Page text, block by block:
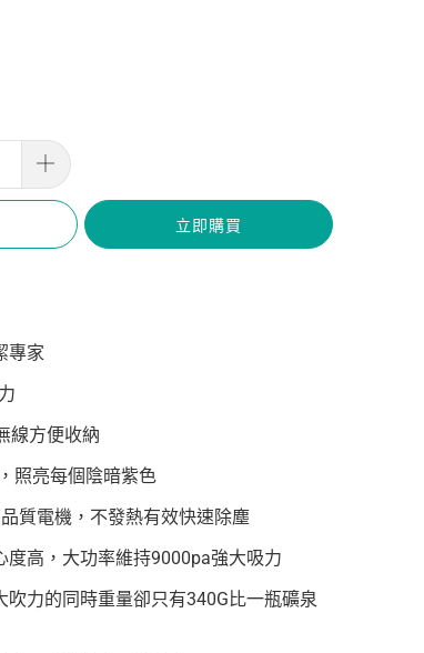
立即購買
專家
線方便收納
照亮每個陰暗紫色
質電機，不發熱有效快速除塵
度高，大功率維持9000pa強大吸力
吹力的同時重量卻只有340G比一瓶礦泉